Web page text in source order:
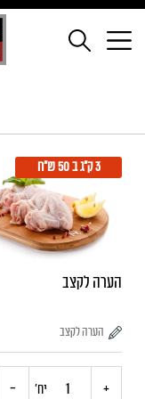
/
3 ק״ג ב 50 ש"ח
הערה לקצב
+ יח' -